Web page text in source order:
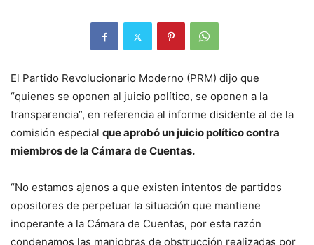
El Partido Revolucionario Moderno (PRM) dijo que
“quienes se oponen al juicio político, se oponen a la
transparencia”, en referencia al informe disidente al de la
comisión especial que aprobó un juicio político contra
miembros de la Cámara de Cuentas.
“No estamos ajenos a que existen intentos de partidos
opositores de perpetuar la situación que mantiene
inoperante a la Cámara de Cuentas, por esta razón
condenamos las maniobras de obstrucción realizadas por